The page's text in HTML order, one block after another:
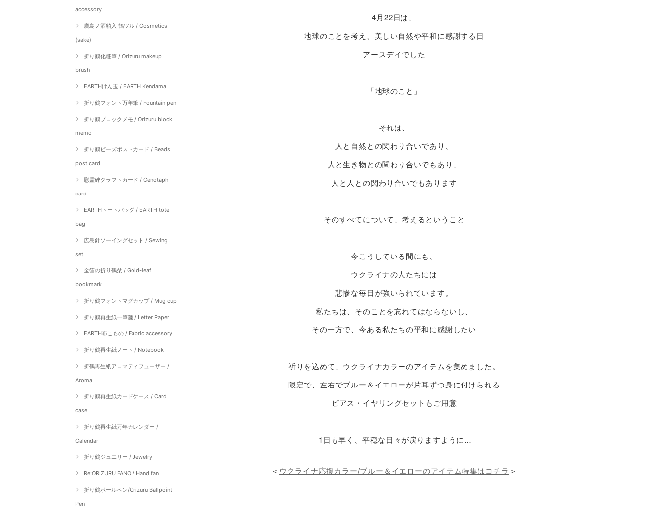
accessory
廣島ノ酒粕入 鶴ツル / Cosmetics
(sake)
折り鶴化粧筆 / Orizuru makeup
brush
EARTHけん玉 / EARTH Kendama
折り鶴フォント万年筆 / Fountain pen
折り鶴ブロックメモ / Orizuru block
memo
折り鶴ビーズポストカード / Beads
post card
慰霊碑クラフトカード / Cenotaph
card
EARTHトートバッグ / EARTH tote
bag
広島針ソーイングセット / Sewing
set
金箔の折り鶴栞 / Gold-leaf
bookmark
折り鶴フォントマグカップ / Mug cup
折り鶴再生紙一筆箋 / Letter Paper
EARTH布こもの / Fabric accessory
折り鶴再生紙ノート / Notebook
折鶴再生紙アロマディフューザー /
Aroma
折り鶴再生紙カードケース / Card
case
折り鶴再生紙万年カレンダー /
Calendar
折り鶴ジュエリー / Jewelry
Re:ORIZURU FANO / Hand fan
折り鶴ボールペン/Orizuru Ballpoint
Pen
4月22日は、
地球のことを考え、美しい自然や平和に感謝する日
アースデイでした
「地球のこと」
それは、
人と自然との関わり合いであり、
人と生き物との関わり合いでもあり、
人と人との関わり合いでもあります
そのすべてについて、考えるということ
今こうしている間にも、
ウクライナの人たちには
悲惨な毎日が強いられています。
私たちは、そのことを忘れてはならないし、
その一方で、今ある私たちの平和に感謝したい
祈りを込めて、ウクライナカラーのアイテムを集めました。
限定で、左右でブルー＆イエローが片耳ずつ身に付けられる
ピアス・イヤリングセットもご用意
1 日も早く、平穏な日々が戻りますように…
＜ ウクライナ応援カラー/ブルー＆イエローのアイテム特集はコチラ ＞